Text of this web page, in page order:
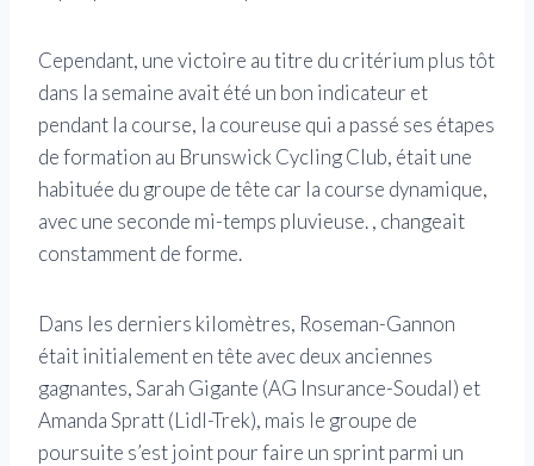
Cependant, une victoire au titre du critérium plus tôt
dans la semaine avait été un bon indicateur et
pendant la course, la coureuse qui a passé ses étapes
de formation au Brunswick Cycling Club, était une
habituée du groupe de tête car la course dynamique,
avec une seconde mi-temps pluvieuse. , changeait
constamment de forme.
Dans les derniers kilomètres, Roseman-Gannon
était initialement en tête avec deux anciennes
gagnantes, Sarah Gigante (AG Insurance-Soudal) et
Amanda Spratt (Lidl-Trek), mais le groupe de
poursuite s’est joint pour faire un sprint parmi un